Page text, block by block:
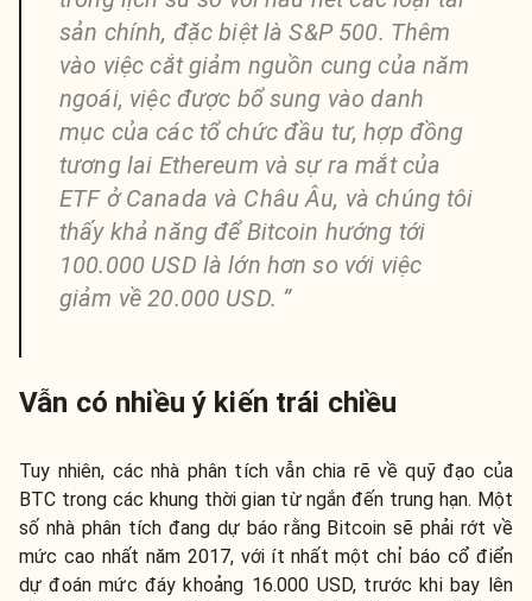
sản chính, đặc biệt là S&P 500. Thêm
vào việc cắt giảm nguồn cung của năm
ngoái, việc được bổ sung vào danh
mục của các tổ chức đầu tư, hợp đồng
tương lai Ethereum và sự ra mắt của
ETF ở Canada và Châu Âu, và chúng tôi
thấy khả năng để Bitcoin hướng tới
100.000 USD là lớn hơn so với việc
giảm về 20.000 USD. ”
Vẫn có nhiều ý kiến trái chiều
Tuy nhiên, các nhà phân tích vẫn chia rẽ về quỹ đạo của
BTC trong các khung thời gian từ ngắn đến trung hạn. Một
số nhà phân tích đang dự báo rằng Bitcoin sẽ phải rớt về
mức cao nhất năm 2017, với ít nhất một chỉ báo cổ điển
dự đoán mức đáy khoảng 16.000 USD, trước khi bay lên